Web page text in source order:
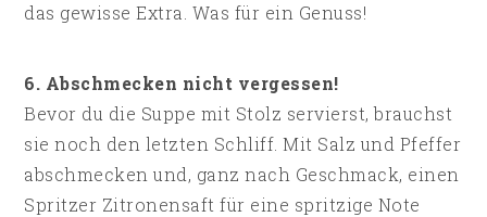
das gewisse Extra. Was für ein Genuss!
6. Abschmecken nicht vergessen!
Bevor du die Suppe mit Stolz servierst, brauchst
sie noch den letzten Schliff. Mit Salz und Pfeffer
abschmecken und, ganz nach Geschmack, einen
Spritzer Zitronensaft für eine spritzige Note